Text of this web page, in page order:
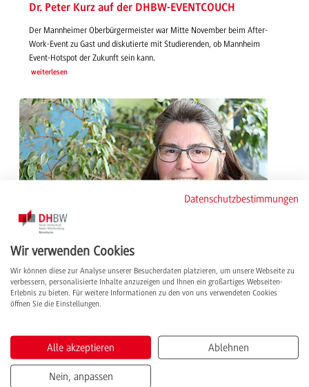
Dr. Peter Kurz auf der DHBW-EVENTCOUCH
Der Mannheimer Oberbürgermeister war Mitte November beim After-
Work-Event zu Gast und diskutierte mit Studierenden, ob Mannheim
Event-Hotspot der Zukunft sein kann.
weiterlesen
19.11.2019 | News
Im Gespräch mit Prof. Boll
Täglich werden personenbezogene Daten gespeichert und ausgetauscht.
Die Sicherung dieser Daten ist nicht zuletzt seit der DS-GVO wichtiger
Datenschutzbestimmungen
Wir verwenden Cookies
Wir können diese zur Analyse unserer Besucherdaten platzieren, um unsere Webseite zu
verbessern, personalisierte Inhalte anzuzeigen und Ihnen ein großartiges Webseiten-
Erlebnis zu bieten. Für weitere Informationen zu den von uns verwendeten Cookies
öffnen Sie die Einstellungen.
Alle akzeptieren Ablehnen
Nein, anpassen